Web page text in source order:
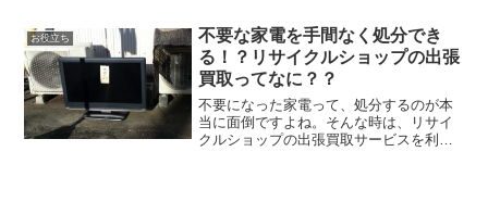
いする原因と、遊園地で酔...
お役立ち
不要な家電を手間なく処分でき
る！？リサイクルショップの出張
買取ってなに？？
不要になった家電って、処分するのが本
当に面倒ですよね。そんな時は、リサイ
クルショップの出張買取サービスを利用